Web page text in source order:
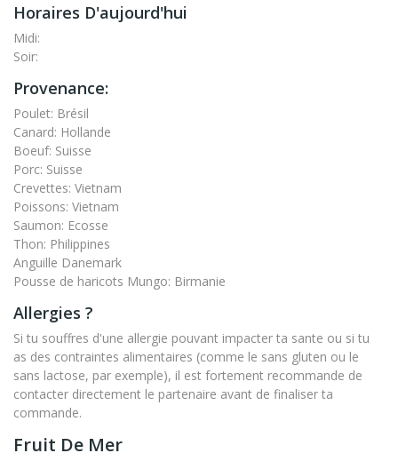
Fruit De Mer
Horaires D'aujourd'hui
Midi:
Soir:
Provenance:
Poulet: Brésil
Canard: Hollande
Boeuf: Suisse
Porc: Suisse
Crevettes: Vietnam
Poissons: Vietnam
Saumon: Ecosse
Thon: Philippines
Anguille Danemark
Pousse de haricots Mungo: Birmanie
Allergies ?
Si tu souffres d'une allergie pouvant impacter ta sante ou si tu
as des contraintes alimentaires (comme le sans gluten ou le
sans lactose, par exemple), il est fortement recommande de
contacter directement le partenaire avant de finaliser ta
commande.